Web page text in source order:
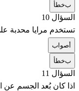
بخطأ
السؤال 10
تستخدم مرايا محدبة
صواب
بخطأ
السؤال 11
اذا كان بُعد الجسم عن